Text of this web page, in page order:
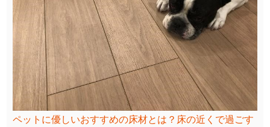
ペットに優しいおすすめの床材とは？床の近くで過ごす